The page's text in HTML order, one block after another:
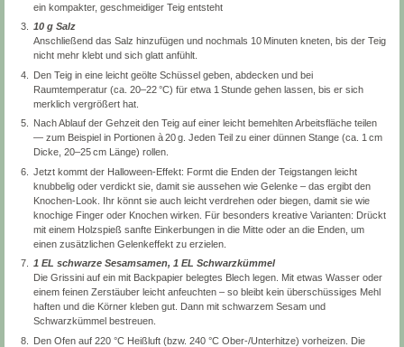
ein kompakter, geschmeidiger Teig entsteht
10 g Salz
Anschließend das Salz hinzufügen und nochmals 10 Minuten kneten, bis der Teig
nicht mehr klebt und sich glatt anfühlt.
Den Teig in eine leicht geölte Schüssel geben, abdecken und bei
Raumtemperatur (ca. 20–22 °C) für etwa 1 Stunde gehen lassen, bis er sich
merklich vergrößert hat.
Nach Ablauf der Gehzeit den Teig auf einer leicht bemehlten Arbeitsfläche teilen
— zum Beispiel in Portionen à 20 g. Jeden Teil zu einer dünnen Stange (ca. 1 cm
Dicke, 20–25 cm Länge) rollen.
Jetzt kommt der Halloween-Effekt: Formt die Enden der Teigstangen leicht
knubbelig oder verdickt sie, damit sie aussehen wie Gelenke – das ergibt den
Knochen-Look. Ihr könnt sie auch leicht verdrehen oder biegen, damit sie wie
knochige Finger oder Knochen wirken. Für besonders kreative Varianten: Drückt
mit einem Holzspieß sanfte Einkerbungen in die Mitte oder an die Enden, um
einen zusätzlichen Gelenkeffekt zu erzielen.
1 EL schwarze Sesamsamen, 1 EL Schwarzkümmel
Die Grissini auf ein mit Backpapier belegtes Blech legen. Mit etwas Wasser oder
einem feinen Zerstäuber leicht anfeuchten – so bleibt kein überschüssiges Mehl
haften und die Körner kleben gut. Dann mit schwarzem Sesam und
Schwarzkümmel bestreuen.
Den Ofen auf 220 °C Heißluft (bzw. 240 °C Ober-/Unterhitze) vorheizen. Die